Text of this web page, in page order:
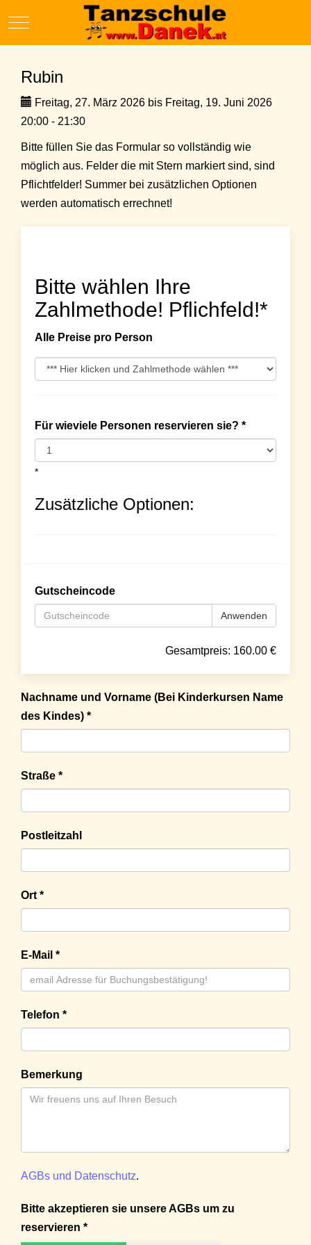
Mobile Menu Toggle
Rubin
Freitag, 27. März 2026 bis Freitag, 19. Juni 2026
20:00 - 21:30
Bitte füllen Sie das Formular so vollständig wie
möglich aus. Felder die mit Stern markiert sind, sind
Pflichtfelder! Summer bei zusätzlichen Optionen
werden automatisch errechnet!
Bitte wählen Ihre
Zahlmethode! Pflichfeld!*
Alle Preise pro Person
Für wieviele Personen reservieren sie? *
*
Zusätzliche Optionen:
Gutscheincode
Anwenden
Gesamtpreis: 160.00 €
Nachname und Vorname (Bei Kinderkursen Name
des Kindes) *
Straße *
Postleitzahl
Ort *
E-Mail *
Telefon *
Bemerkung
AGBs und Datenschutz.
Bitte akzeptieren sie unsere AGBs um zu
reservieren *